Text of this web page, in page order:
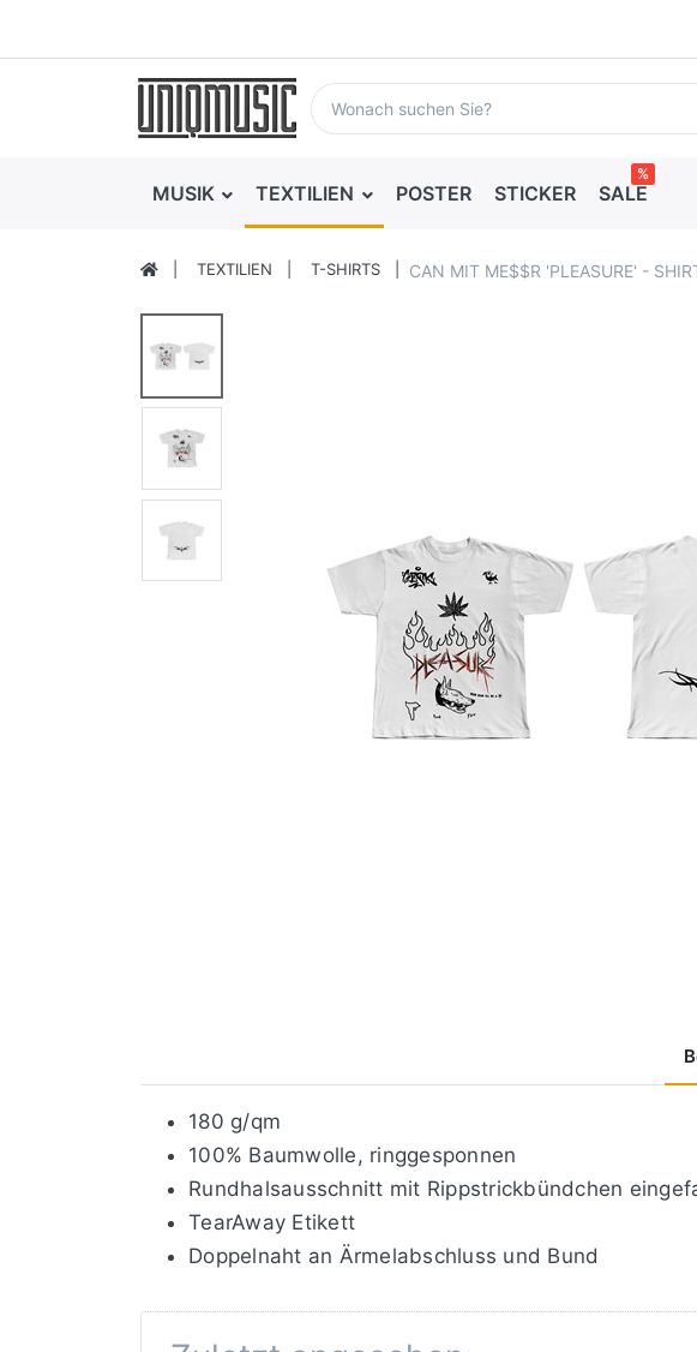
MUSIK TEXTILIEN POSTER STICKER SALE
%
TEXTILIEN T-SHIRTS CAN MIT ME$$R 'PLEASURE' -
180 g/qm
100% Baumwolle, ringgesponnen
Rundhalsausschnitt mit Rippstrickbündchen
TearAway Etikett
Doppelnaht an Ärmelabschluss und Bund